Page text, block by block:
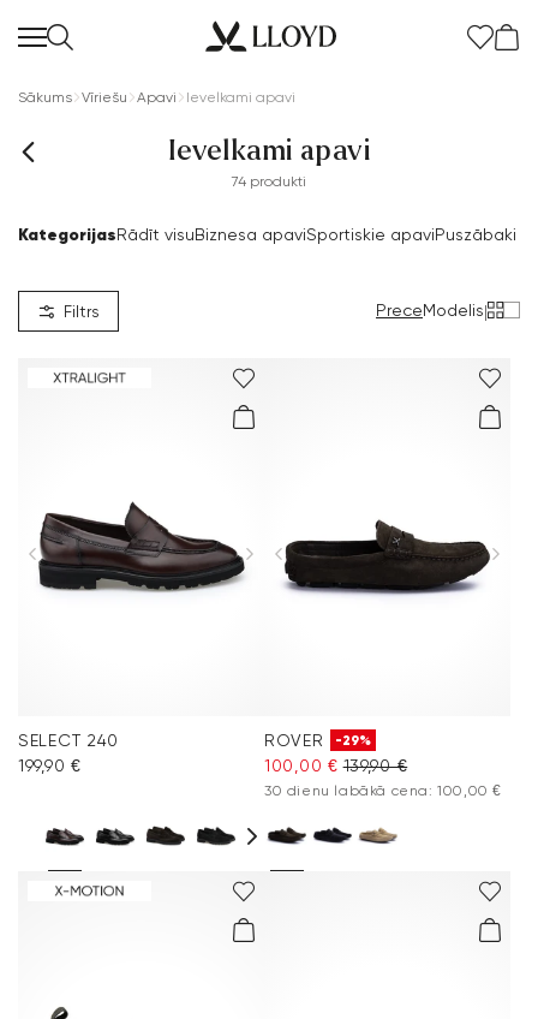
Sākums Vīriešu Apavi Ievelkami apavi
Ievelkami apavi
74 produkti
KategorijasRādīt visuBiznesa apaviSportiskie apaviPuszābaki &
Filtrs PreceModelis|
SELECT 240
199,90 €
ROVER -29%
100,00 € 139,90 €
30 dienu labākā cena: 100,00 €